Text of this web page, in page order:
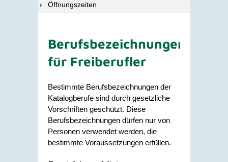
Öffnungszeiten
Berufsbezeichnungen
für Freiberufler
Bestimmte Berufsbezeichnungen der
Katalogberufe sind durch gesetzliche
Vorschriften geschützt. Diese
Berufsbezeichnungen dürfen nur von
Personen verwendet werden, die
bestimmte Voraussetzungen erfüllen.